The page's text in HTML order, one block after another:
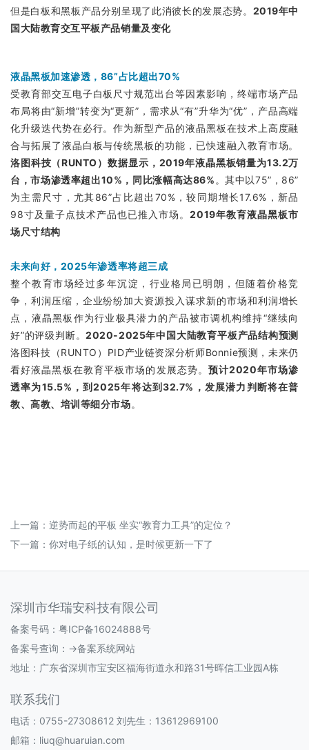
但是白板和黑板产品分别呈现了此消彼长的发展态势。 2019年中
国大陆教育交互平板产品销量及变化
液晶黑板加速渗透，86”占比超出70%
受教育部交互电子白板尺寸规范出台等因素影响，终端市场产品
布局将由“新增”转变为“更新”，需求从“有”升华为“优”，产品高端
化升级迭代势在必行。作为新型产品的液晶黑板在技术上高度融
合与拓展了液晶白板与传统黑板的功能，已快速融入教育市场。
洛图科技（RUNTO）数据显示，2019年液晶黑板销量为13.2万
台，市场渗透率超出10%，同比涨幅高达86% 。其中以75”，86”
为主需尺寸，尤其86”占比超出70%，较同期增长17.6%，新品
98寸及量子点技术产品也已推入市场。2019年教育液晶黑板市
场尺寸结构
未来向好，2025年渗透率将超三成
整个教育市场经过多年沉淀，行业格局已明朗，但随着价格竞
争，利润压缩，企业纷纷加大资源投入谋求新的市场和利润增长
点，液晶黑板作为行业极具潜力的产品被市调机构维持“继续向
好”的评级判断。2020-2025年中国大陆教育平板产品结构预测
洛图科技（RUNTO）PID产业链资深分析师Bonnie预测，未来仍
看好液晶黑板在教育平板市场的发展态势。预计2020年市场渗
透率为15.5%，到2025年将达到32.7%，发展潜力判断将在普
教、高教、培训等细分市场。
上一篇： 逆势而起的平板 坐实“教育力工具”的定位？
下一篇： 你对电子纸的认知，是时候更新一下了
深圳市华瑞安科技有限公司
备案号码： 粤ICP备16024888号
备案号查询： ->备案系统网站
地址：广东省深圳市宝安区福海街道永和路31号晖信工业园A栋
联系我们
电话：0755-27308612 刘先生：13612969100
邮箱：liuq@huaruian.com